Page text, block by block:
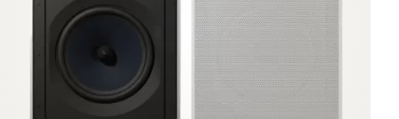
Tilbehør
INSPIRATION
MÆRKER